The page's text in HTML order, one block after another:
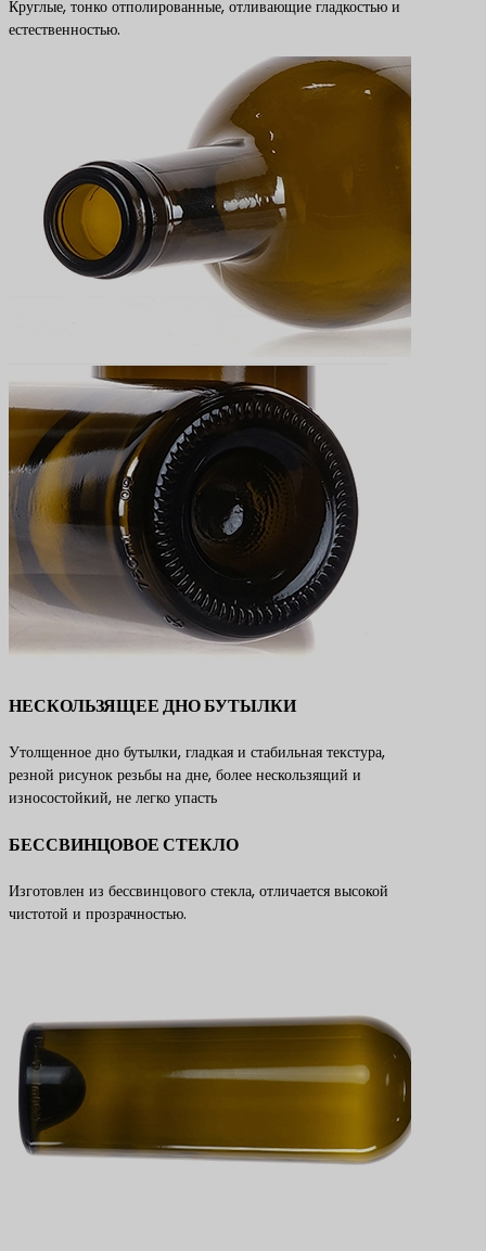
Круглые, тонко отполированные, отливающие гладкостью и
естественностью.
НЕСКОЛЬЗЯЩЕЕ ДНО БУТЫЛКИ
Утолщенное дно бутылки, гладкая и стабильная текстура,
резной рисунок резьбы на дне, более нескользящий и
износостойкий, не легко упасть
БЕССВИНЦОВОЕ СТЕКЛО
Изготовлен из бессвинцового стекла, отличается высокой
чистотой и прозрачностью.